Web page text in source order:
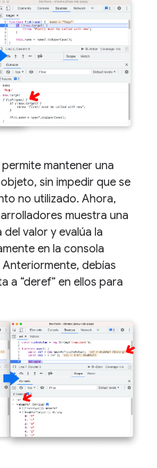
mantener una
sin impedir que se
no utilizado. Ahora,
muestra una
valor y evalúa la
en la consola
debías
a “deref” en ellos para